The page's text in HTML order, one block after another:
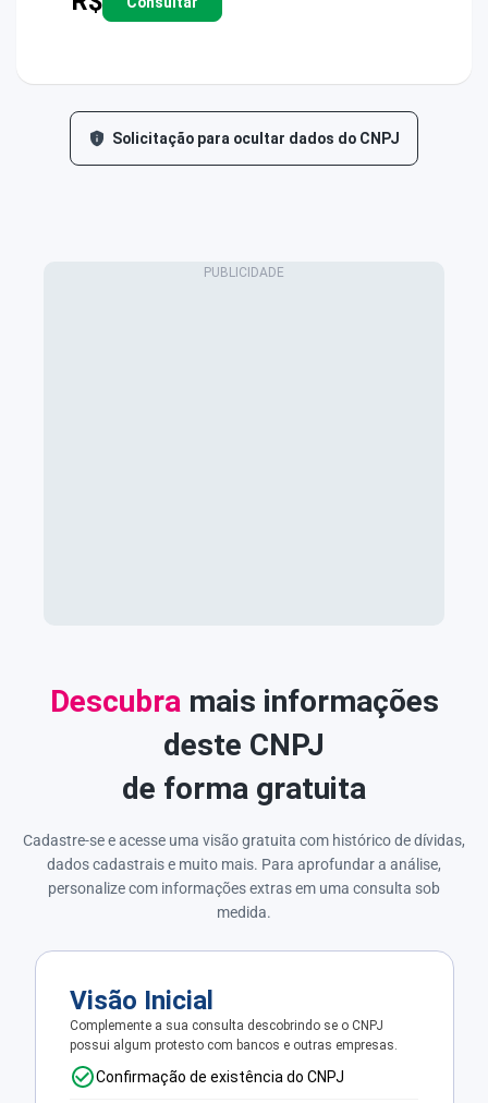
Solicitação para ocultar dados do CNPJ
Descubra mais informações
deste CNPJ
de forma gratuita
Cadastre-se e acesse uma visão gratuita com histórico de dívidas,
dados cadastrais e muito mais. Para aprofundar a análise,
personalize com informações extras em uma consulta sob
medida.
Visão Inicial
Complemente a sua consulta descobrindo se o CNPJ
possui algum protesto com bancos e outras empresas.
Confirmação de existência do CNPJ